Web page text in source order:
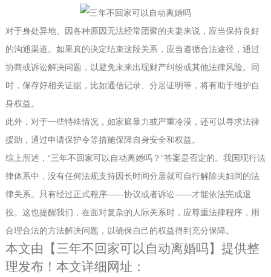
对于身处异地、因各种原因无法经常团聚的夫妻来说，应当保持良好
的沟通渠道。如果真的决定结束这段关系，应当遵循合法途径，通过
协商或诉讼解决问题，以避免未来出现财产纠纷或其他法律风险。同
时，保存好相关证据，比如通信记录、分居证明等，将有助于维护自
身权益。
此外，对于一些特殊情况，如家庭暴力或严重冷漠，还可以寻求法律
援助，通过申请保护令等措施保障自身安全和权益。
综上所述，“三年不回家可以自动离婚吗？”答案是否定的。我国现行法
律体系中，没有任何法规支持因长时间分居就可自行解除夫妇间的法
律关系。只有经过正式程序——协议或者诉讼——才能依法完成退
役。这也提醒我们，在面对复杂的人际关系时，应尊重法律程序，用
合理合法的方法解决问题，以确保自己的权益得到充分保障。
本文由【 三年不回家可以自动离婚吗】提供整
理发布！本文详细网址：